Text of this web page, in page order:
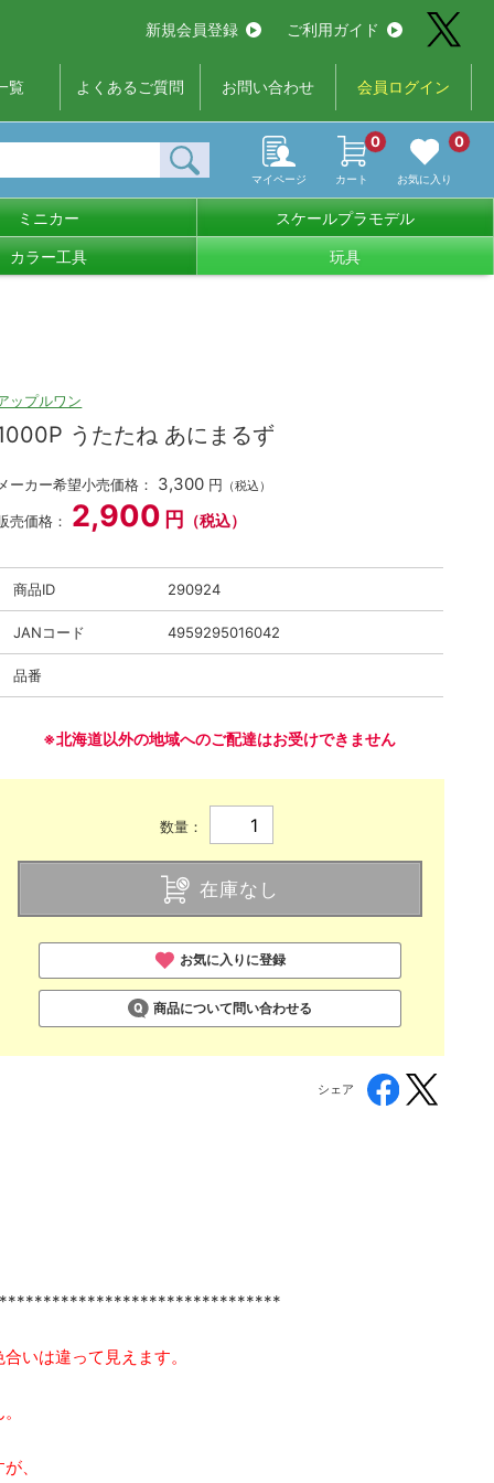
新規会員登録 ご利用ガイド
覧 よくあるご質問 お問い合わせ 会員ログイン
マイページ カート
0
お気に入り
0
ミニカー スケールプラモデル
カラー工具 玩具
ップルワン
うたたね あにまるず
ーカー希望小売価格： 3,300 円 （税込）
売価格： 2,900 円 （税込）
商品ID 290924
JANコード 4959295016042
品番
※北海道以外の地域へのご配達はお受けできません
数量：
在庫なし
お気に入りに登録
商品について問い合わせる
シェア
いは違って見えます。
、